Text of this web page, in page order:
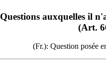
Questions auxquelles il
(Art.
(Fr.): Question posée